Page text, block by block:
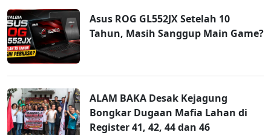
Asus ROG GL552JX Setelah 10
Tahun, Masih Sanggup Main Game?
ALAM BAKA Desak Kejagung
Bongkar Dugaan Mafia Lahan di
Register 41, 42, 44 dan 46